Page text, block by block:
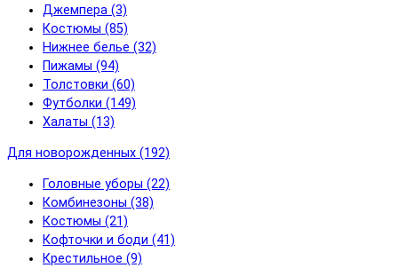
Джемпера (3)
Костюмы (85)
Нижнее белье (32)
Пижамы (94)
Толстовки (60)
Футболки (149)
Халаты (13)
Для новорожденных (192)
Головные уборы (22)
Комбинезоны (38)
Костюмы (21)
Кофточки и боди (41)
Крестильное (9)